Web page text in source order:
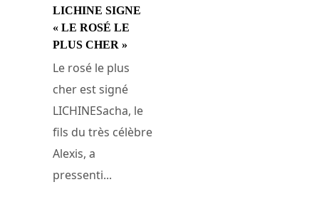
LICHINE SIGNE
« LE ROSÉ LE
PLUS CHER »
Le rosé le plus
cher est signé
LICHINESacha, le
fils du très célèbre
Alexis, a
pressenti...